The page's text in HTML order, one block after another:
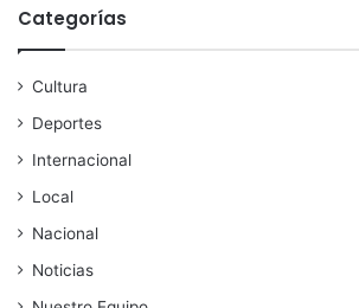
Categorías
Cultura
Deportes
Internacional
Local
Nacional
Noticias